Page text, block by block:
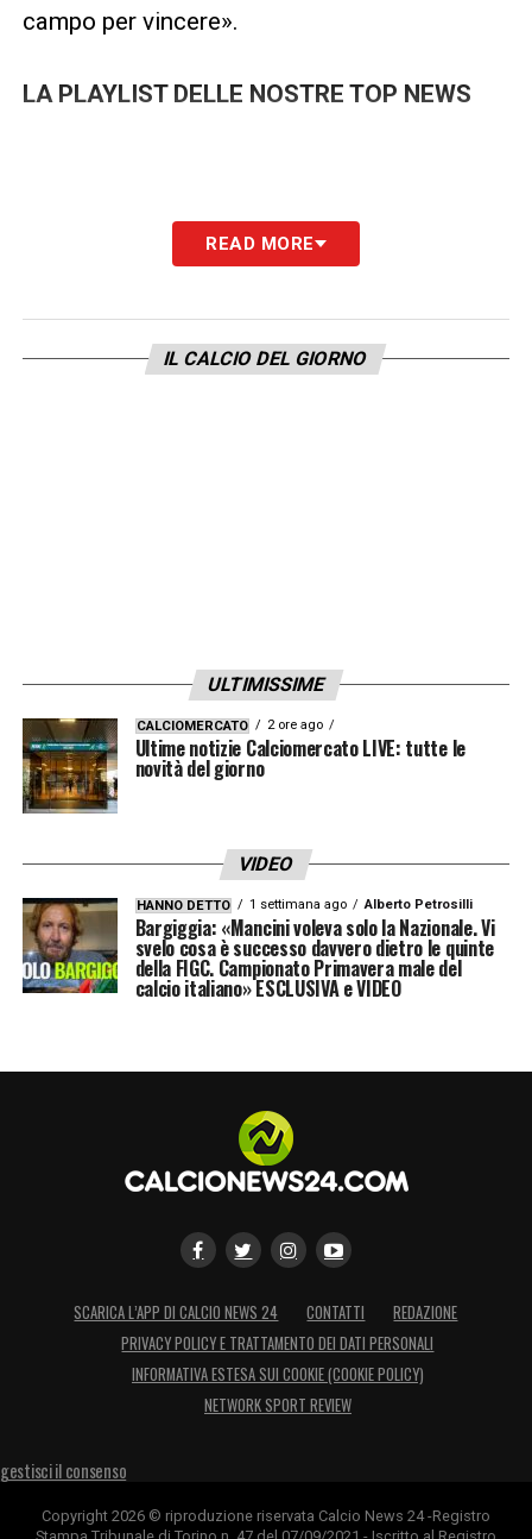
campo per vincere».
LA PLAYLIST DELLE NOSTRE TOP NEWS
READ MORE
IL CALCIO DEL GIORNO
ULTIMISSIME
CALCIOMERCATO 2 ore ago
Ultime notizie Calciomercato LIVE: tutte le
novità del giorno
VIDEO
HANNO DETTO 1 settimana ago Alberto Petrosilli
Bargiggia: «Mancini voleva solo la Nazionale. Vi
svelo cosa è successo davvero dietro le quinte
della FIGC. Campionato Primavera male del
calcio italiano» ESCLUSIVA e VIDEO
SCARICA L’APP DI CALCIO NEWS 24 CONTATTI
REDAZIONE
PRIVACY POLICY E TRATTAMENTO DEI DATI PERSONALI
INFORMATIVA ESTESA SUI COOKIE (COOKIE POLICY)
NETWORK SPORT REVIEW
gestisci il consenso
Copyright 2026 © riproduzione riservata Calcio News 24 -Registro